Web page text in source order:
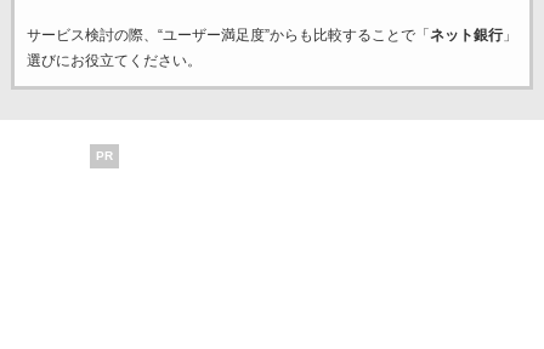
サービス検討の際、“ユーザー満足度”からも比較することで「 ネット銀行」
選びにお役立てください。
PR